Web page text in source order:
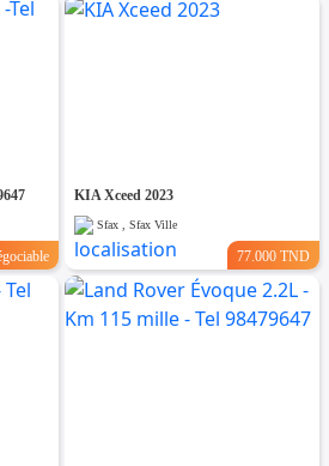
KIA Xceed 2023
Sfax , Sfax Ville
77.000 TND